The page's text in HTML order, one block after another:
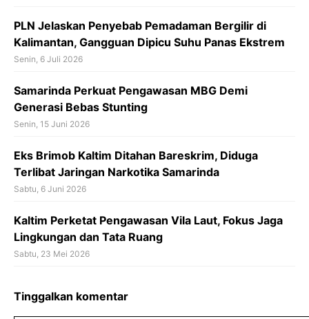
PLN Jelaskan Penyebab Pemadaman Bergilir di
Kalimantan, Gangguan Dipicu Suhu Panas Ekstrem
Senin, 6 Juli 2026
Samarinda Perkuat Pengawasan MBG Demi
Generasi Bebas Stunting
Senin, 15 Juni 2026
Eks Brimob Kaltim Ditahan Bareskrim, Diduga
Terlibat Jaringan Narkotika Samarinda
Sabtu, 6 Juni 2026
Kaltim Perketat Pengawasan Vila Laut, Fokus Jaga
Lingkungan dan Tata Ruang
Sabtu, 23 Mei 2026
Tinggalkan komentar